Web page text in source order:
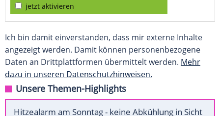
jetzt aktivieren
Ich bin damit einverstanden, dass mir externe Inhalte
angezeigt werden. Damit können personenbezogene
Daten an Drittplattformen übermittelt werden. Mehr
dazu in unseren Datenschutzhinweisen.
Unsere Themen-Highlights
Hitzealarm am Sonntag - keine Abkühlung in Sicht